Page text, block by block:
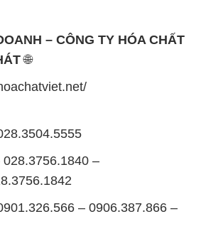
– CÔNG TY HÓA CHẤT
🌐
–
– 0906.387.866 –